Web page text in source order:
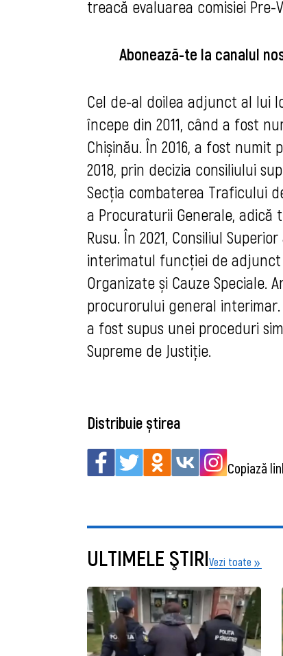
treacă evaluarea comisiei Pre-
Abonează-te la canalul
Cel de-al doilea adjunct al lui
începe din 2011, când a fost
Chișinău. În 2016, a fost
2018, prin decizia consiliului
Secția combaterea Traficului
a Procuraturii Generale, adică
Rusu. În 2021, Consiliul
interimatul funcției de
Organizate și Cauze
procurorului general interimar.
a fost supus unei proceduri
Supreme de Justiție.
Distribuie știrea
Copiază
ULTIMELE ŞTIRIVezi toate